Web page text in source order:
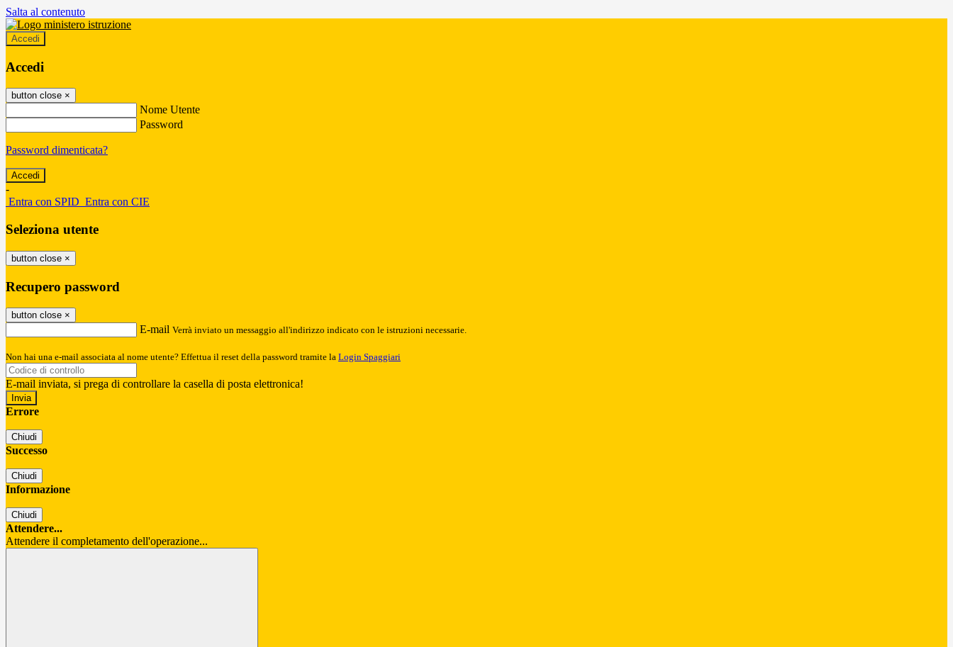
Salta al contenuto
Accedi
Accedi
button close ×
Nome Utente
Password
Password dimenticata?
-
Entra con SPID Entra con CIE
Seleziona utente
button close ×
Recupero password
button close ×
E-mail Verrà inviato un messaggio all'indirizzo indicato con le istruzioni necessarie.
Non hai una e-mail associata al nome utente? Effettua il reset della password tramite la Login Spaggiari
E-mail inviata, si prega di controllare la casella di posta elettronica!
Errore
Chiudi
Successo
Chiudi
Informazione
Chiudi
Attendere...
Attendere il completamento dell'operazione...